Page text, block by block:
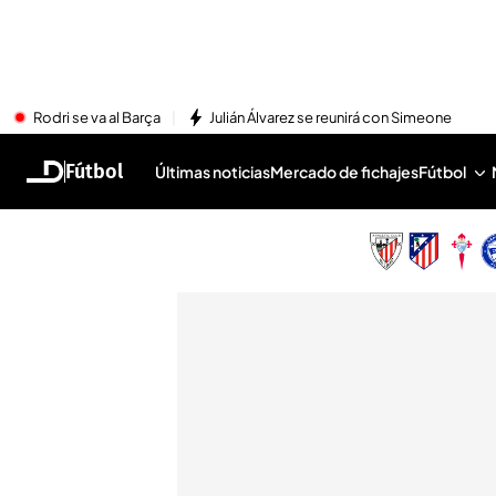
Rodri se va al Barça Julián Álvarez se reunirá con Simeone
Fútbol Últimas noticiasMercado de fichajesFútbol